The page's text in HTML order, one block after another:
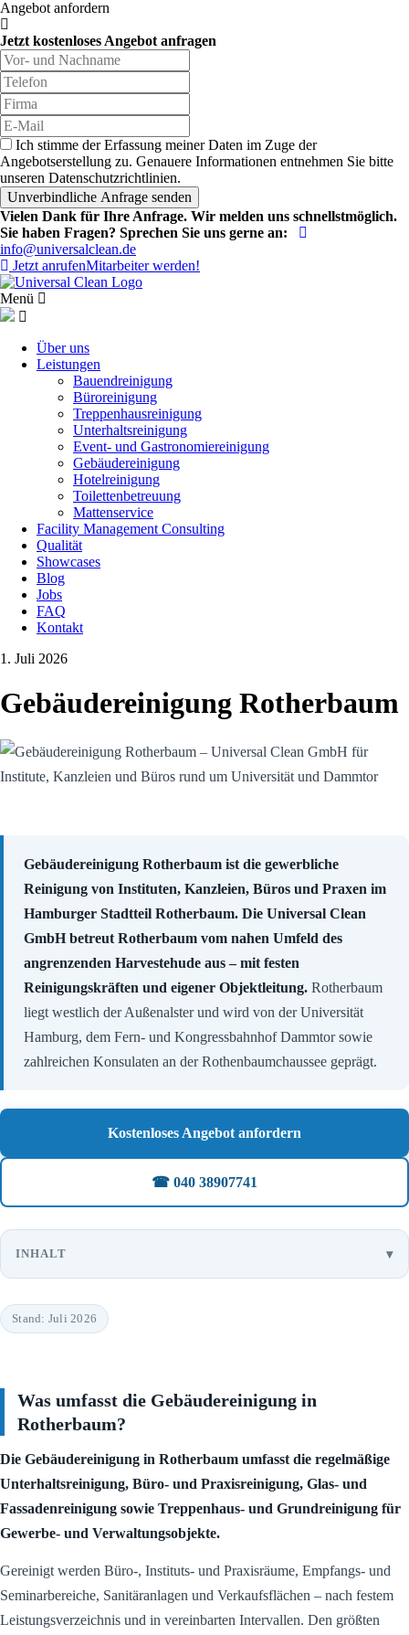
Angebot anfordern
Jetzt kostenloses Angebot anfragen
Ich stimme der Erfassung meiner Daten im Zuge der
Angebotserstellung zu. Genauere Informationen entnehmen Sie bitte
unseren Datenschutzrichtlinien.
Vielen Dank für Ihre Anfrage. Wir melden uns schnellstmöglich.
Sie haben Fragen? Sprechen Sie uns gerne an:
info@universalclean.de
Jetzt anrufenMitarbeiter werden!
Menü
Über uns
Leistungen
Bauendreinigung
Büroreinigung
Treppenhausreinigung
Unterhaltsreinigung
Event- und Gastronomiereinigung
Gebäudereinigung
Hotelreinigung
Toilettenbetreuung
Mattenservice
Facility Management Consulting
Qualität
Showcases
Blog
Jobs
FAQ
Kontakt
1. Juli 2026
Gebäudereinigung Rotherbaum
Gebäudereinigung Rotherbaum ist die gewerbliche
Reinigung von Instituten, Kanzleien, Büros und Praxen im
Hamburger Stadtteil Rotherbaum. Die Universal Clean
GmbH betreut Rotherbaum vom nahen Umfeld des
angrenzenden Harvestehude aus – mit festen
Reinigungskräften und eigener Objektleitung. Rotherbaum
liegt westlich der Außenalster und wird von der Universität
Hamburg, dem Fern- und Kongressbahnhof Dammtor sowie
zahlreichen Konsulaten an der Rothenbaumchaussee geprägt.
Kostenloses Angebot anfordern
☎ 040 38907741
INHALT
Stand: Juli 2026
Was umfasst die Gebäudereinigung in
Rotherbaum?
Die Gebäudereinigung in Rotherbaum umfasst die regelmäßige
Unterhaltsreinigung, Büro- und Praxisreinigung, Glas- und
Fassadenreinigung sowie Treppenhaus- und Grundreinigung für
Gewerbe- und Verwaltungsobjekte.
Gereinigt werden Büro-, Instituts- und Praxisräume, Empfangs- und
Seminarbereiche, Sanitäranlagen und Verkaufsflächen – nach festem
Leistungsverzeichnis und in vereinbarten Intervallen. Den größten